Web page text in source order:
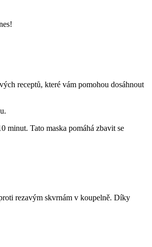
receptů, které vám pomohou dosáhnout
minut. Tato maska pomáhá zbavit se
rezavým skvrnám v koupelně. Díky